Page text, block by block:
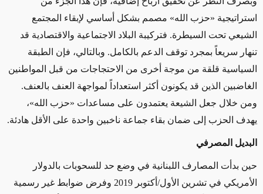
استراتيجية «حزب الله» مصمم بشكل أساسي لإبقاء المجتمع
الشيعي تحت السيطرة. فتركيبة البلاد الاجتماعية والاقتصادية قد
تنهار سريعاً بمجرد توقف الدعم بالكامل. وبالتالي، فإن الطبقة
السياسية قلقة من موجة أخرى من الاحتجاجات من قبل المواطنين
الغاضبين الذين قد يكونون أكثر استعداداً لمواجهة العنف بالعنف.
ومن خلال جعل الشيعة يعتمدون على مساعدات «حزب الله»،
يهدف الحزب إلى ضمان بقاء جماعة ناخبين واحدة على الأقل هادئة.
البديل المصرفي
حين بدأت المصارف اللبنانية في وضع حد للسحوبات بالدولار
الأمريكي في تشرين الأول/أكتوبر 2019 وفرض ضوابط غير رسمية